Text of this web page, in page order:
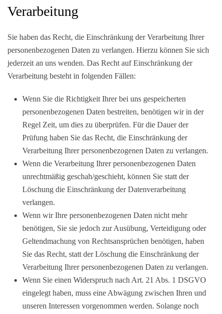
Verarbeitung
Sie haben das Recht, die Einschränkung der Verarbeitung Ihrer
personenbezogenen Daten zu verlangen. Hierzu können Sie sich
jederzeit an uns wenden. Das Recht auf Einschränkung der
Verarbeitung besteht in folgenden Fällen:
Wenn Sie die Richtigkeit Ihrer bei uns gespeicherten
personenbezogenen Daten bestreiten, benötigen wir in der
Regel Zeit, um dies zu überprüfen. Für die Dauer der
Prüfung haben Sie das Recht, die Einschränkung der
Verarbeitung Ihrer personenbezogenen Daten zu verlangen.
Wenn die Verarbeitung Ihrer personenbezogenen Daten
unrechtmäßig geschah/geschieht, können Sie statt der
Löschung die Einschränkung der Datenverarbeitung
verlangen.
Wenn wir Ihre personenbezogenen Daten nicht mehr
benötigen, Sie sie jedoch zur Ausübung, Verteidigung oder
Geltendmachung von Rechtsansprüchen benötigen, haben
Sie das Recht, statt der Löschung die Einschränkung der
Verarbeitung Ihrer personenbezogenen Daten zu verlangen.
Wenn Sie einen Widerspruch nach Art. 21 Abs. 1 DSGVO
eingelegt haben, muss eine Abwägung zwischen Ihren und
unseren Interessen vorgenommen werden. Solange noch